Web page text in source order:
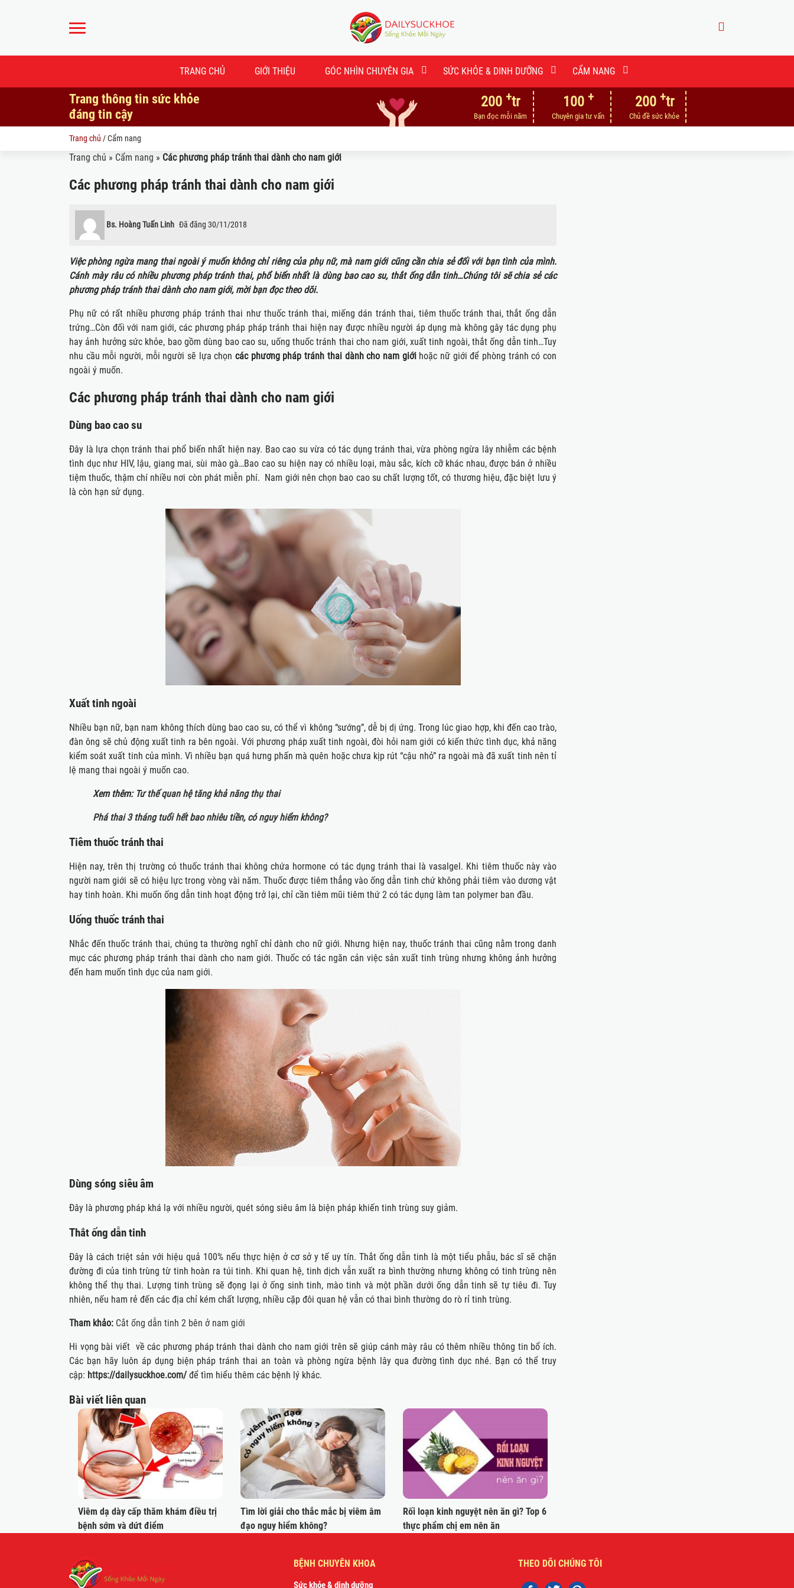
TRANG CHỦ GIỚI THIỆU GÓC NHÌN CHUYÊN GIA SỨC KHỎE & DINH DƯỠNG CẨM NANG
Trang thông tin sức khỏe
đáng tin cậy
200 +tr
Bạn đọc mỗi năm
100 +
Chuyên gia tư vấn
200 +tr
Chủ đề sức khỏe
Trang chủ /Cẩm nang
Trang chủ » Cẩm nang » Các phương pháp tránh thai dành cho nam giới
Các phương pháp tránh thai dành cho nam giới
Bs. Hoàng Tuấn Linh Đã đăng 30/11/2018
Việc phòng ngừa mang thai ngoài ý muốn không chỉ riêng của phụ nữ, mà nam giới cũng cần chia sẻ đối với bạn tình của mình.
Cánh mày râu có nhiều phương pháp tránh thai, phổ biến nhất là dùng bao cao su, thắt ống dẫn tinh…Chúng tôi sẽ chia sẻ các
phương pháp tránh thai dành cho nam giới, mời bạn đọc theo dõi.
Phụ nữ có rất nhiều phương pháp tránh thai như thuốc tránh thai, miếng dán tránh thai, tiêm thuốc tránh thai, thắt ống dẫn
trứng…Còn đối với nam giới, các phương pháp pháp tránh thai hiện nay được nhiều người áp dụng mà không gây tác dụng phụ
hay ảnh hưởng sức khỏe, bao gồm dùng bao cao su, uống thuốc tránh thai cho nam giới, xuất tinh ngoài, thắt ống dẫn tinh…Tuy
nhu cầu mỗi người, mỗi người sẽ lựa chọncác phương pháp tránh thai dành cho nam giớihoặc nữ giới để phòng tránh có con
ngoài ý muốn.
Các phương pháp tránh thai dành cho nam giới
Dùng bao cao su
Đây là lựa chọn tránh thai phổ biến nhất hiện nay. Bao cao su vừa có tác dụng tránh thai, vừa phòng ngừa lây nhiễm các bệnh
tình dục như HIV, lậu, giang mai, sùi mào gà…Bao cao su hiện nay có nhiều loại, màu sắc, kích cỡ khác nhau, được bán ở nhiều
tiệm thuốc, thậm chí nhiều nơi còn phát miễn phí. Nam giới nên chọn bao cao su chất lượng tốt, có thương hiệu, đặc biệt lưu ý
là còn hạn sử dụng.
Xuất tinh ngoài
Nhiều bạn nữ, bạn nam không thích dùng bao cao su, có thể vì không “sướng”, dễ bị dị ứng. Trong lúc giao hợp, khi đến cao trào,
đàn ông sẽ chủ động xuất tinh ra bên ngoài. Với phương pháp xuất tinh ngoài, đòi hỏi nam giới có kiến thức tình dục, khả năng
kiểm soát xuất tinh của mình. Vì nhiều bạn quá hưng phấn mà quên hoặc chưa kịp rút “cậu nhỏ” ra ngoài mà đã xuất tinh nên tỉ
lệ mang thai ngoài ý muốn cao.
Xem thêm: Tư thế quan hệ tăng khả năng thụ thai
Phá thai 3 tháng tuổi hết bao nhiêu tiền, có nguy hiểm không?
Tiêm thuốc tránh thai
Hiện nay, trên thị trường có thuốc tránh thai không chứa hormone có tác dụng tránh thai là vasalgel. Khi tiêm thuốc này vào
người nam giới sẽ có hiệu lực trong vòng vài năm. Thuốc được tiêm thẳng vào ống dẫn tinh chứ không phải tiêm vào dương vật
hay tinh hoàn. Khi muốn ống dẫn tinh hoạt động trở lại, chỉ cần tiêm mũi tiêm thứ 2 có tác dụng làm tan polymer ban đầu.
Uống thuốc tránh thai
Nhắc đến thuốc tránh thai, chúng ta thường nghĩ chỉ dành cho nữ giới. Nhưng hiện nay, thuốc tránh thai cũng nằm trong danh
mục các phương pháp tránh thai dành cho nam giới. Thuốc có tác ngăn cản việc sản xuất tinh trùng nhưng không ảnh hưởng
đến ham muốn tình dục của nam giới.
Dùng sóng siêu âm
Đây là phương pháp khá lạ với nhiều người, quét sóng siêu âm là biện pháp khiến tinh trùng suy giảm.
Thắt ống dẫn tinh
Đây là cách triệt sản với hiệu quả 100% nếu thực hiện ở cơ sở y tế uy tín. Thắt ống dẫn tinh là một tiểu phẫu, bác sĩ sẽ chặn
đường đi của tinh trùng từ tinh hoàn ra túi tinh. Khi quan hệ, tinh dịch vẫn xuất ra bình thường nhưng không có tinh trùng nên
không thể thụ thai. Lượng tinh trùng sẽ đọng lại ở ống sinh tinh, mào tinh và một phần dưới ống dẫn tinh sẽ tự tiêu đi. Tuy
nhiên, nếu ham rẻ đến các địa chỉ kém chất lượng, nhiều cặp đôi quan hệ vẫn có thai bình thường do rò rỉ tinh trùng.
Tham khảo: Cắt ống dẫn tinh 2 bên ở nam giới
Hi vọng bài viết về các phương pháp tránh thai dành cho nam giới trên sẽ giúp cánh mày râu có thêm nhiều thông tin bổ ích.
Các bạn hãy luôn áp dụng biện pháp tránh thai an toàn và phòng ngừa bệnh lây qua đường tình dục nhé. Bạn có thể truy
cập: https://dailysuckhoe.com/ để tìm hiểu thêm các bệnh lý khác.
Bài viết liên quan
Viêm dạ dày cấp thăm khám điều trị
bệnh sớm và dứt điểm
Tìm lời giải cho thắc mắc bị viêm âm
đạo nguy hiểm không?
Rối loạn kinh nguyệt nên ăn gì? Top 6
thực phẩm chị em nên ăn
BỆNH CHUYÊN KHOA
Sức khỏe & dinh dưỡng
THEO DÕI CHÚNG TÔI